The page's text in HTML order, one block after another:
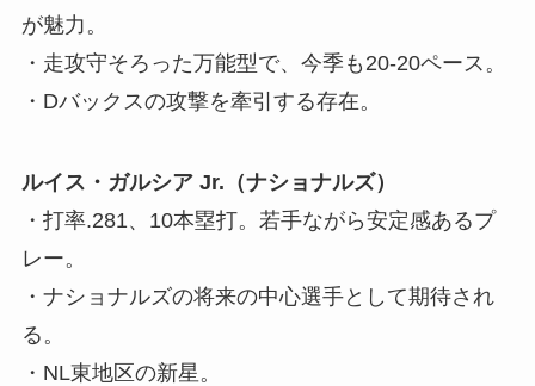
が魅力。
・走攻守そろった万能型で、今季も20-20ペース。
・Dバックスの攻撃を牽引する存在。
ルイス・ガルシア Jr.（ナショナルズ）
・打率.281、10本塁打。若手ながら安定感あるプ
レー。
・ナショナルズの将来の中心選手として期待され
る。
・NL東地区の新星。